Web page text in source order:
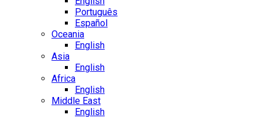
Português
Español
Oceania
English
Asia
English
Africa
English
Middle East
English